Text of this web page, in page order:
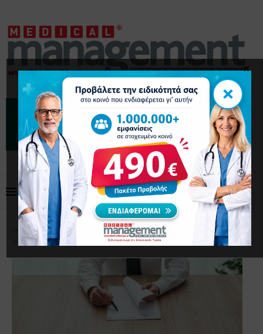
Home Διοίκηση Προσωπικού
Για μια Επιτυχημένη
συνέντευξη για εργασία
×
×